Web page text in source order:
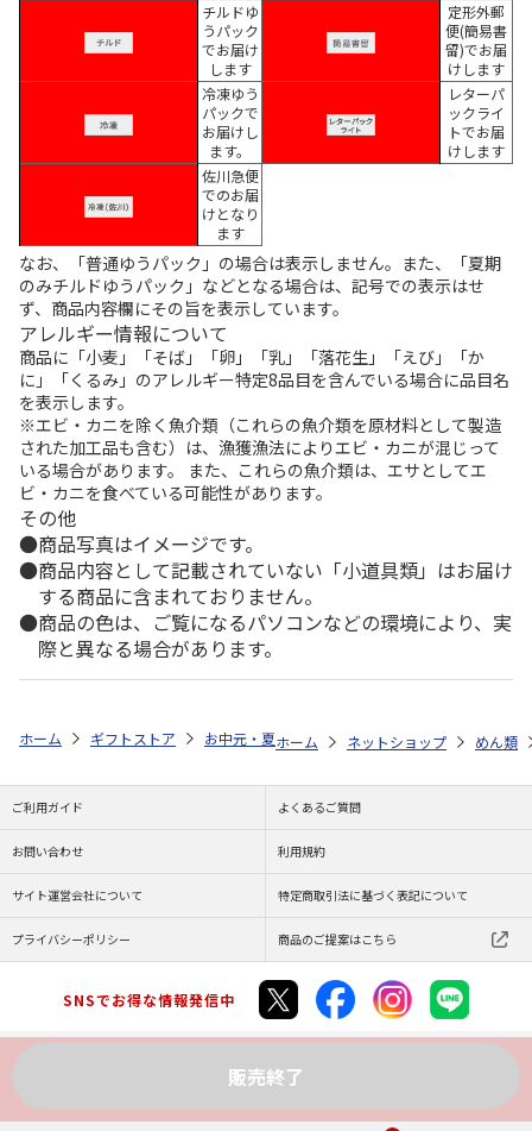
チルドゆ
うパック
でお届け
します
定形外郵
便(簡易書
留)でお届
けします
冷凍ゆう
パックで
お届けし
ます。
レターパ
ックライ
トでお届
けします
佐川急便
でのお届
けとなり
ます
なお、「普通ゆうパック」の場合は表示しません。また、「夏期
のみチルドゆうパック」などとなる場合は、記号での表示はせ
ず、商品内容欄にその旨を表示しています。
アレルギー情報について
商品に「小麦」「そば」「卵」「乳」「落花生」「えび」「か
に」「くるみ」のアレルギー特定8品目を含んでいる場合に品目名
を表示します。
※エビ・カニを除く魚介類（これらの魚介類を原材料として製造
された加工品も含む）は、漁獲漁法によりエビ・カニが混じって
いる場合があります。 また、これらの魚介類は、エサとしてエ
ビ・カニを食べている可能性があります。
その他
商品写真はイメージです。
商品内容として記載されていない「小道具類」はお届け
する商品に含まれておりません。
商品の色は、ご覧になるパソコンなどの環境により、実
際と異なる場合があります。
販売終了
ホーム ギフトストア お中元・夏ギフト特集 2026 ゆうゆうギフト
ホーム ネットショップ めん類
ご利用ガイド よくあるご質問
お問い合わせ 利用規約
サイト運営会社について 特定商取引法に基づく表記について
プライバシーポリシー 商品のご提案はこちら
SNSでお得な情報発信中